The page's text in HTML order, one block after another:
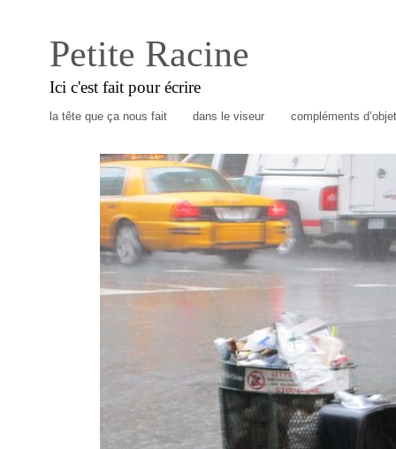
Petite Racine
Ici c'est fait pour écrire
la tête que ça nous fait dans le viseur compléments